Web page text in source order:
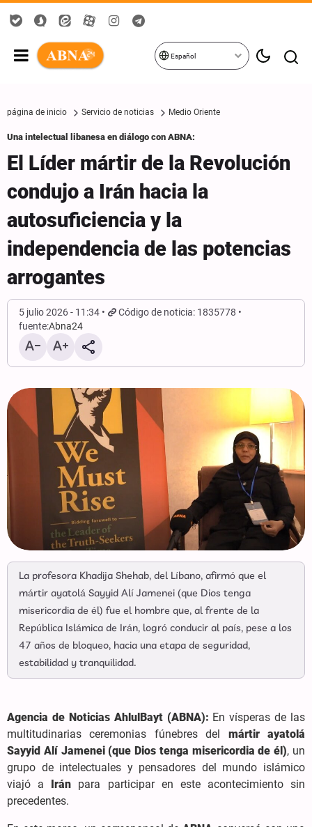
Español
página de inicio Servicio de noticias Medio Oriente
Una intelectual libanesa en diálogo con ABNA:
El Líder mártir de la Revolución
condujo a Irán hacia la
autosuficiencia y la
independencia de las potencias
arrogantes
5 julio 2026 - 11:34
Código de noticia: 1835778
fuente:Abna24
La profesora Khadija Shehab, del Líbano, afirmó que el
mártir ayatolá Sayyid Alí Jamenei (que Dios tenga
misericordia de él) fue el hombre que, al frente de la
República Islámica de Irán, logró conducir al país, pese a los
47 años de bloqueo, hacia una etapa de seguridad,
estabilidad y tranquilidad.
Agencia de Noticias AhlulBayt (ABNA): En vísperas de las
multitudinarias ceremonias fúnebres del mártir ayatolá
Sayyid Alí Jamenei (que Dios tenga misericordia de él), un
grupo de intelectuales y pensadores del mundo islámico
viajó a Irán para participar en este acontecimiento sin
precedentes.